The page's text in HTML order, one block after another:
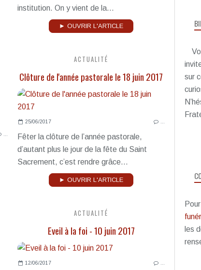
institution. On y vient de la...
► OUVRIR L'ARTICLE
ACTUALITÉ
Clôture de l'année pastorale le 18 juin 2017
25/06/2017
Fêter la clôture de l’année pastorale,
d’autant plus le jour de la fête du Saint
Sacrement, c’est rendre grâce...
► OUVRIR L'ARTICLE
ACTUALITÉ
Eveil à la foi - 10 juin 2017
12/06/2017
sur
Pour
les